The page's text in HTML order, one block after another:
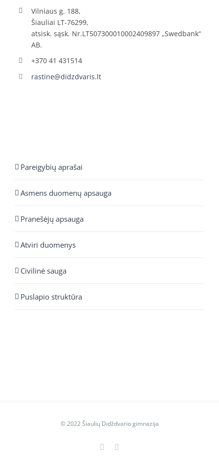
Vilniaus g. 188,
Šiauliai LT-76299,
atsisk. sąsk. Nr.LT507300010002409897 „Swedbank“
AB.
+370 41 431514
rastine@didzdvaris.lt
Pareigybių aprašai
Asmens duomenų apsauga
Pranešėjų apsauga
Atviri duomenys
Civilinė sauga
Puslapio struktūra
© 2022 Šiaulių Didždvario gimnazija
Facebook